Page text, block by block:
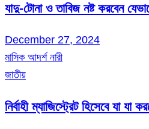
যাদু-টোনা ও তাবিজ নষ্ট করবেন
December 27, 2024
মাসিক আদর্শ নারী
জাতীয়
নির্বাহী ম্যাজিস্ট্রেট হিসেবে যা যা